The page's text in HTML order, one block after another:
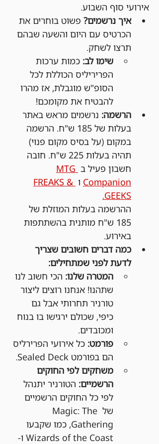
אירועי סוף השבוע.
איך נרשמים? פשוט בוחרים את
הכרטיס עם היום והשעה שבהם
תרצו לשחק.
שימו לב: כמות ערכות
הפריריליס הכוללת לכל
הסופ"ש מוגבלת, אז מהרו
להבטיח את מקומכם!
הרשמה: נרשמים מראש באתר
בעלות של 185 ש"ח. הרשמה
במקום (על בסיס מקום פנוי)
תהיה בעלות 225 ש"ח. חובה
חשבון פעיל ב MTG
Companion ו FREAKS &
GEEKS.
ההרשמה בעלות המוזלת של
185 ש"ח מותנית בהשתתפות
באירוע.
כמה דברים חשובים שצריך
לדעת לפני שמתחילים:
המטרה שלנו: הכי חשוב לנו
שתהנו! אנחנו רוצים ליצור
טורניר תחרותי אבל גם
כיפי, שכולם ירגישו בו בנוח
ומכובדים.
פורמט: כל אירועי הפרירליס
הם בפורמט Sealed Deck.
משחקים לפי החוקים
הרשמיים: הטורניר יתנהל
לפי כל החוקים הרשמיים
של Magic: The
Gathering, כמו שקבעו
Wizards of the Coast ו-